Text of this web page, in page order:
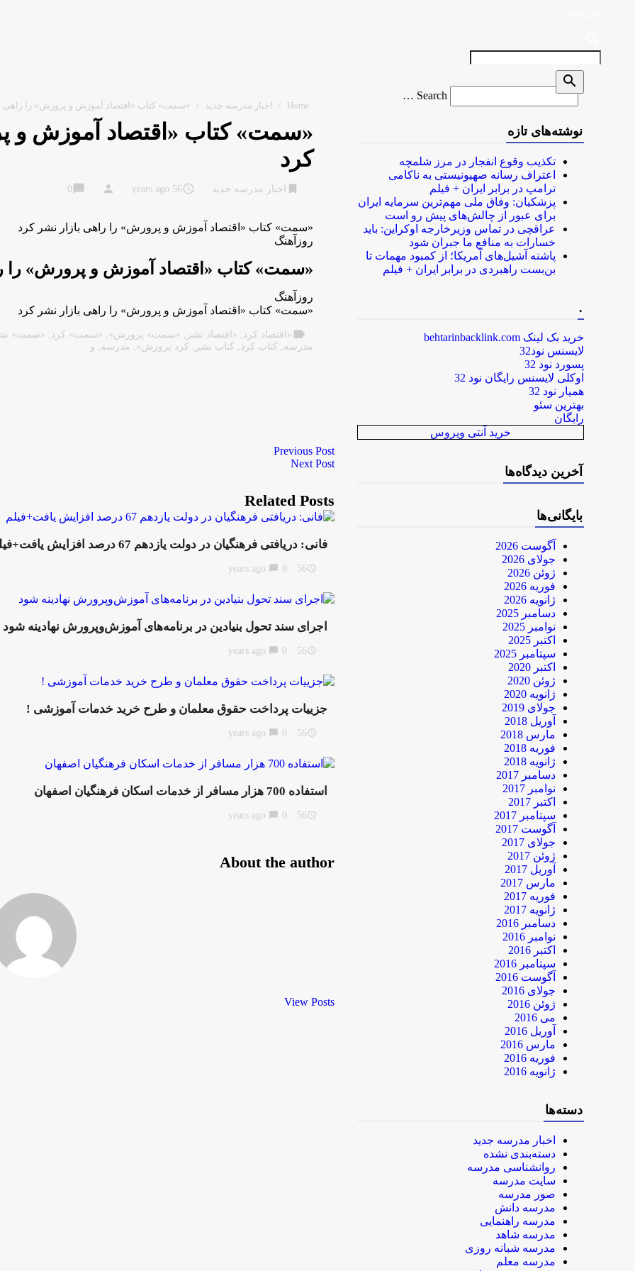
Home
/ اخبار مدرسه جدید / «سمت» کتاب «اقتصاد آموزش و پرورش» را راهی
«سمت» کتاب «اقتصاد آموزش و
کرد
اخبار مدرسه جدید access_time
56 years ago
person
chat_bubble
0
«سمت» کتاب «اقتصاد آموزش و پرورش» را راهی بازار نشر کرد
روزآهنگ
«سمت» کتاب «اقتصاد آموزش و پرورش» را
روزآهنگ
«سمت» کتاب «اقتصاد آموزش و پرورش» را راهی بازار نشر کرد
label «اقتصاد کرد , «اقتصاد نشر , «سمت» پرورش» , «سمت» کرد , «سمت»
مدرسه , کتاب کرد , کتاب نشر , کرد پرورش» , مدرسه , و
Previous Post
Next Post
Related Posts
فانی: دریافتی فرهنگیان در دولت یازدهم 67 درصد افزایش یافت+فیلم
access_time
56 years ago
chat_bubble 0
اجرای سند تحول بنیادین در برنامه‌های آموزش‌وپرورش نهادینه شود
access_time
56 years ago
chat_bubble 0
جزییات پرداخت حقوق معلمان و طرح خرید خدمات آموزشی !
access_time
56 years ago
chat_bubble 0
استفاده 700 هزار مسافر از خدمات اسکان فرهنگیان اصفهان
access_time
56 years ago
chat_bubble 0
About the author
View Posts
Search
for
Search …
search
نوشته‌های تازه
تکذیب وقوع انفجار در مرز شلمچه
اعتراف رسانه صهیونیستی به ناکامی
ترامپ در برابر ایران + فیلم
پزشکیان: وفاق ملی مهم‌ترین سرمایه ایران
برای عبور از چالش‌های پیش رو است
عراقچی در تماس وزیرخارجه اوکراین: باید
خسارات به منافع ما جبران شود
پاشنه آشیل‌های آمریکا؛ از کمبود مهمات تا
بن‌بست راهبردی در برابر ایران + فیلم
.
خرید بک لینک behtarinbacklink.com
لایسنس نود32
پسورد نود 32
اوکلی لایسنس رایگان نود 32
همیار نود 32
بهترین سئو
رایگان
خرید آنتی ویروس
آخرین دیدگاه‌ها
بایگانی‌ها
آگوست 2026
جولای 2026
ژوئن 2026
فوریه 2026
ژانویه 2026
دسامبر 2025
نوامبر 2025
اکتبر 2025
سپتامبر 2025
اکتبر 2020
ژوئن 2020
ژانویه 2020
جولای 2019
آوریل 2018
مارس 2018
فوریه 2018
ژانویه 2018
دسامبر 2017
نوامبر 2017
اکتبر 2017
سپتامبر 2017
آگوست 2017
جولای 2017
ژوئن 2017
آوریل 2017
مارس 2017
فوریه 2017
ژانویه 2017
دسامبر 2016
نوامبر 2016
اکتبر 2016
سپتامبر 2016
آگوست 2016
جولای 2016
ژوئن 2016
می 2016
آوریل 2016
مارس 2016
فوریه 2016
ژانویه 2016
دسته‌ها
اخبار مدرسه جدید
دسته‌بندی نشده
روانشناسی مدرسه
سایت مدرسه
صور مدرسه
مدرسه دانش
مدرسه راهنمایی
مدرسه شاهد
مدرسه شبانه روزی
مدرسه معلم